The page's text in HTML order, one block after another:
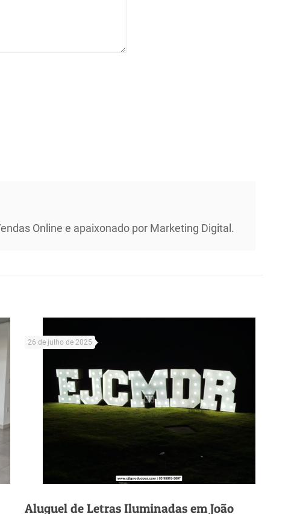
Online e apaixonado por Marketing Digital.
26 de julho de 2025
Aluguel de Letras Iluminadas em João